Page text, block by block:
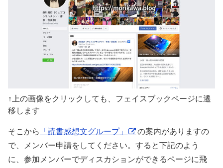
↑上の画像をクリックしても、フェイスブックページに遷
移します
そこから 「読書感想文グループ」
の案内がありますの
で、メンバー申請をしてください。すると下記のよう
に、参加メンバーでディスカションができるページに飛